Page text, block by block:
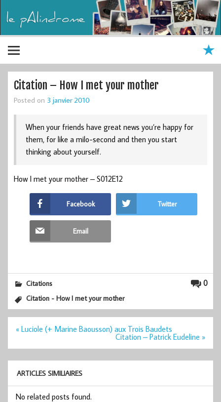
Citation – How I met your mother
Posted on 3 janvier 2010
When your friends have great news you’re happy for
them, for like a milo-second and then you start
thinking about yourself.
How I met your mother – S012E12
Facebook Twitter
Email
0
Citations
Citation - How I met your mother
Navigation
« Luciole (+ Marine Baousson) aux Trois Baudets
Citation – Patrick Eudeline »
ARTICLES SIMILIAIRES
No related posts found.